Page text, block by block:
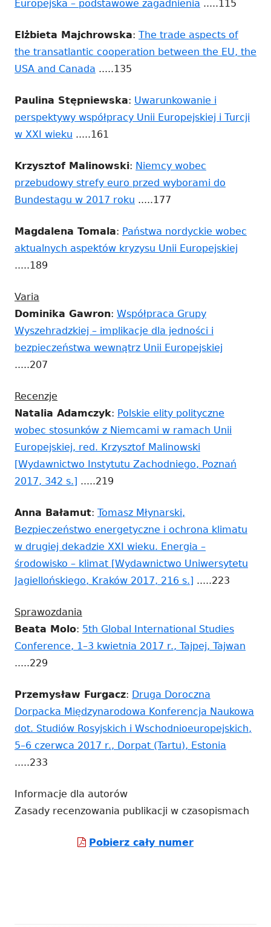
nowym
Europejska – podstawowe zagadnienia Strona
się
w
.....115
Elżbieta Majchrowska: The trade aspects of
the transatlantic cooperation between the EU, the
USA and Canada Strona
się
w
nowym
.....135
Paulina Stępniewska: Uwarunkowanie i
perspektywy współpracy Unii Europejskiej i Turcji
w XXI wieku Strona
się
w
nowym
.....161
Krzysztof Malinowski: Niemcy wobec
przebudowy strefy euro przed wyborami do
Bundestagu w 2017 roku Strona
się
w
.....177
Magdalena Tomala: Państwa nordyckie wobec
aktualnych aspektów kryzysu Unii Europejskiej
.....189
Varia
Dominika Gawron: Współpraca Grupy
Wyszehradzkiej – implikacje dla jedności i
bezpieczeństwa wewnątrz Unii Europejskiej
nowym
oknie
.....207
Recenzje
Natalia Adamczyk: Polskie elity polityczne
wobec stosunków z Niemcami w ramach Unii
Europejskiej, red. Krzysztof Malinowski
[Wydawnictwo Instytutu Zachodniego, Poznań
2017, 342 s.] Strona
się
w
nowym
oknie
.....219
Anna Bałamut: Tomasz Młynarski,
Bezpieczeństwo energetyczne i ochrona klimatu
w drugiej dekadzie XXI wieku. Energia –
środowisko – klimat [Wydawnictwo Uniwersytetu
Jagiellońskiego, Kraków 2017, 216 s.] Strona
w
nowym
.....223
Sprawozdania
Beata Molo: 5th Global International Studies
Conference, 1–3 kwietnia 2017 r., Tajpej, Tajwan
oknie
.....229
Przemysław Furgacz: Druga Doroczna
Dorpacka Międzynarodowa Konferencja Naukowa
dot. Studiów Rosyjskich i Wschodnioeuropejskich,
5–6 czerwca 2017 r., Dorpat (Tartu), Estonia
nowym
.....233
Informacje dla autorów
Zasady recenzowania publikacji w czasopismach
Pobierz cały numerStrona